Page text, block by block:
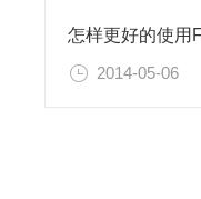
2014-05-06